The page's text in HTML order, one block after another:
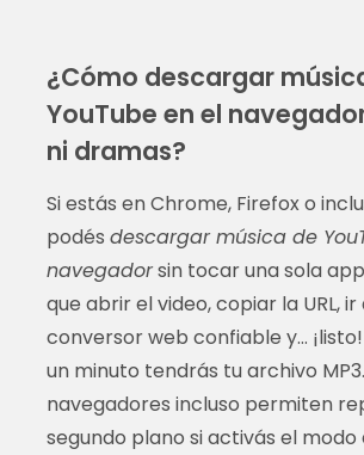
¿Cómo descargar
YouTube en el
ni dramas?
Si estás en Chrome, Firefox o
podés descargar música de
navegadorsin tocar una sola
que abrir el video, copiar la URL, ir
conversor web confiable y…
un minuto tendrás tu archivo
navegadores incluso permiten
segundo plano si activás el